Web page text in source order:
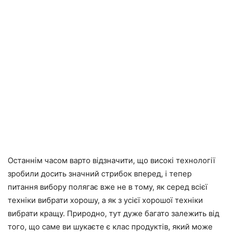
Останнім часом варто відзначити, що високі технології
зробили досить значний стрибок вперед, і тепер
питання вибору полягає вже не в тому, як серед всієї
техніки вибрати хорошу, а як з усієї хорошої техніки
вибрати кращу. Природно, тут дуже багато залежить від
того, що саме ви шукаєте є клас продуктів, який може